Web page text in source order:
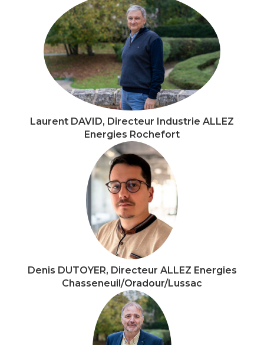
Laurent DAVID, Directeur Industrie ALLEZ
Energies Rochefort
Denis DUTOYER, Directeur ALLEZ Energies
Chasseneuil/Oradour/Lussac